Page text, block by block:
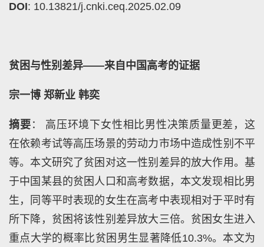
DOI: 10.13821/j.cnki.ceq.2025.02.09
贫困与性别差异——来自中国高考的证据
宗一博 郑新业 韩奕
摘要 ： 高压环境下女性相比男性决策质量更差，这
在依赖考试等高压场景的劳动力市场中造成性别不平
等。本文研究了贫困对这一性别差异的放大作用。基
于中国某县的贫困人口和高考数据，本文发现相比男
生，同等平时表现的女生在高考中表现相对于平时有
所下降，贫困将该性别差异放大三倍。贫困女生进入
重点大学的概率比贫困男生显著降低10.3%。本文为